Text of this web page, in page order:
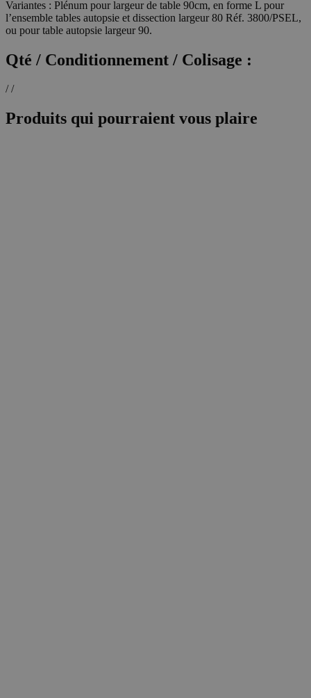
Variantes : Plénum pour largeur de table 90cm, en forme L pour
l’ensemble tables autopsie et dissection largeur 80 Réf. 3800/PSEL,
ou pour table autopsie largeur 90.
Qté / Conditionnement / Colisage :
/ /
Produits qui pourraient vous plaire